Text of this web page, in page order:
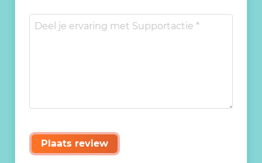
Plaats review